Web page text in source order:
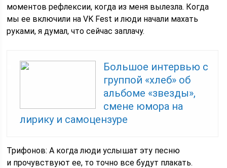
моментов рефлексии, когда из меня вылезла. Когда
мы ее включили на VK Fest и люди начали махать
руками, я думал, что сейчас заплачу.
Большое интервью с
группой «хлеб» об
альбоме «звезды»,
смене юмора на
лирику и самоцензуре
Трифонов: А когда люди услышат эту песню
и прочувствуют ее, то точно все будут плакать.